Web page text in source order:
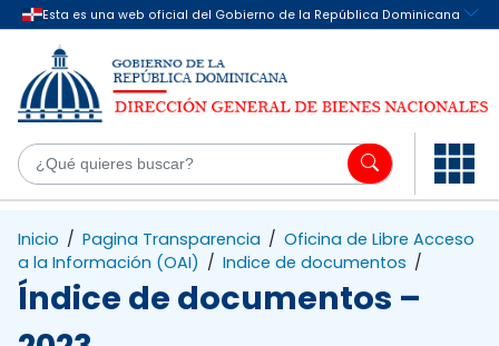
Saltar al contenido principal
Inicio / Pagina Transparencia / Oficina de Libre Acceso
a la Información (OAI) / Indice de documentos /
Índice de documentos –